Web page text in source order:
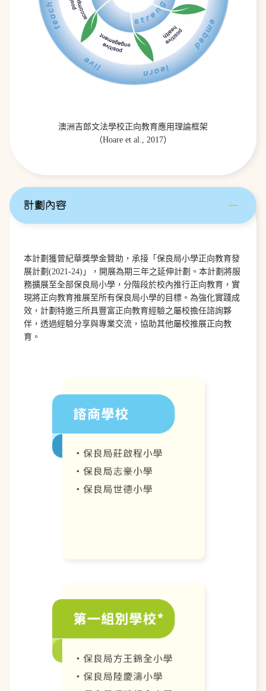
澳洲吉郎文法學校正向教育應用理論框架
（Hoare et al., 2017）
計劃內容
本計劃獲曾紀華獎學金贊助，承接「保良局小學正向教育發
展計劃(2021-24)」，開展為期三年之延伸計劃。本計劃將服
務擴展至全部保良局小學，分階段於校內推行正向教育，實
現將正向教育推展至所有保良局小學的目標。為強化實踐成
效，計劃特邀三所具豐富正向教育經驗之屬校擔任諮詢夥
伴，透過經驗分享與專業交流，協助其他屬校推展正向教
育。